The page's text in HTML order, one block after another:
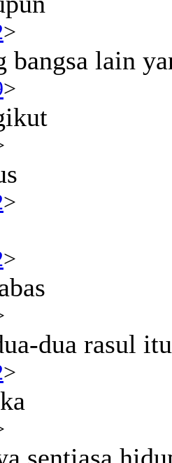
>
bangsa lain
>
>
>
dua rasul
>